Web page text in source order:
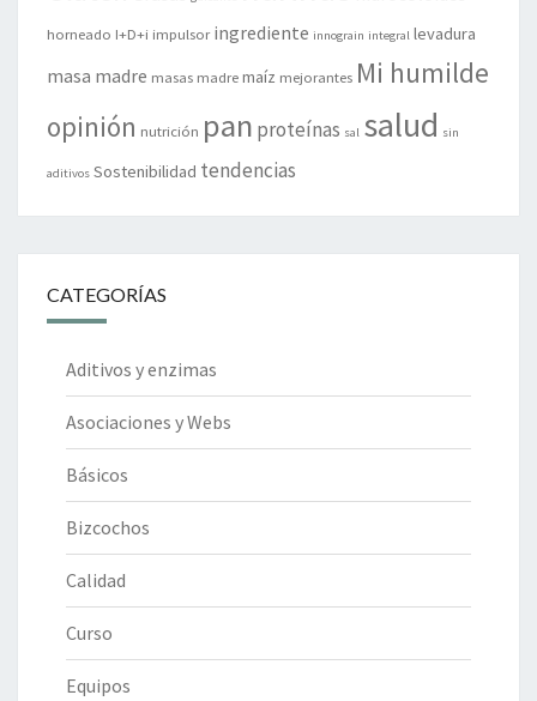
horneado I+D+i impulsor ingrediente innograin integral levadura
masa madre masas madremaíz mejorantes Mi humilde
opinión nutrición pan proteínas sal salud sin
aditivos Sostenibilidad tendencias
CATEGORÍAS
Aditivos y enzimas
Asociaciones y Webs
Básicos
Bizcochos
Calidad
Curso
Equipos